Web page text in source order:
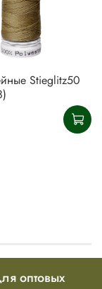
Stieglitz50
оптовых